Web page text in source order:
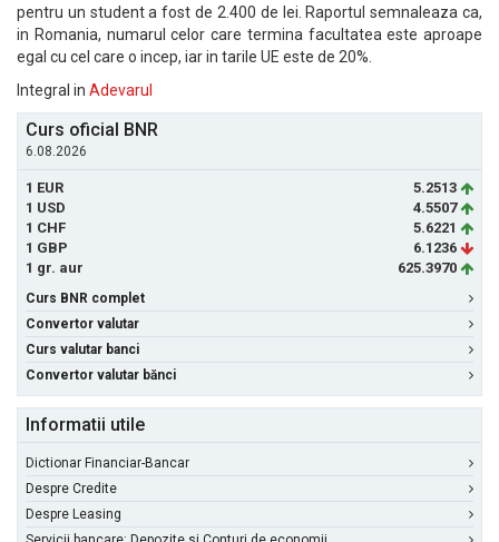
pentru un student a fost de 2.400 de lei. Raportul semnaleaza ca,
in Romania, numarul celor care termina facultatea este aproape
egal cu cel care o incep, iar in tarile UE este de 20%.
Integral in Adevarul
Curs oficial BNR
6.08.2026
1 EUR
5.2513
1 USD
4.5507
1 CHF
5.6221
1 GBP
6.1236
1 gr. aur
625.3970
Curs BNR complet
Convertor valutar
Curs valutar banci
Convertor valutar bănci
Informatii utile
Dictionar Financiar-Bancar
Despre Credite
Despre Leasing